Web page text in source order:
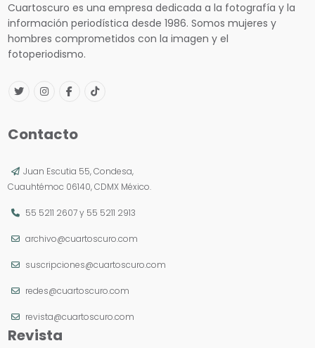
Cuartoscuro es una empresa dedicada a la fotografía y la
información periodística desde 1986. Somos mujeres y
hombres comprometidos con la imagen y el
fotoperiodismo.
Contacto
Juan Escutia 55, Condesa,
Cuauhtémoc 06140, CDMX México.
55 5211 2607y 55 5211 2913
archivo@cuartoscuro.com
suscripciones@cuartoscuro.com
redes@cuartoscuro.com
revista@cuartoscuro.com
Revista